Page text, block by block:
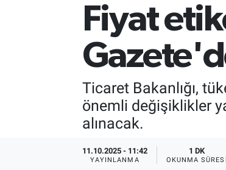
Fiyat
Ticaret Bakanlığı,
önemli değişiklikler
alınacak.
11.10.2025 - 11:42
YAYINLANMA
1 DK
OKUNMA SÜRESI